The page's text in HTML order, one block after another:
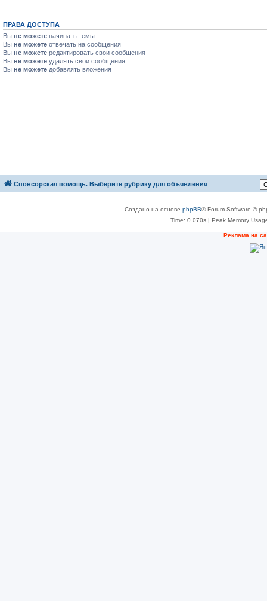
ПРАВА ДОСТУПА
Вы не можете начинать темы
Вы не можете отвечать на сообщения
Вы не можете редактировать свои сообщения
Вы не можете удалять свои сообщения
Вы не можете добавлять вложения
Спонсорская помощь. Выберите рубрику для объявления
Создано на основе phpBB® Forum Software ©
Time: 0.070s| Peak Memory
Реклама на